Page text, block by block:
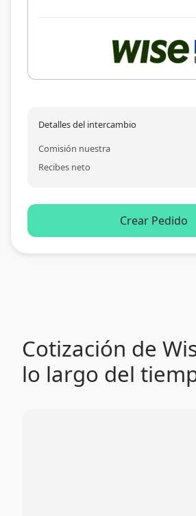
Detalles del intercambio
Comisión nuestra
Recibes neto
Crear Pedido
Cotización de
lo largo del